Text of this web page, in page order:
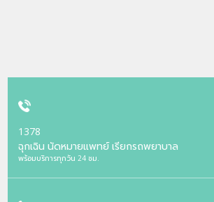
1378
ฉุกเฉิน นัดหมายแพทย์ เรียกรถพยาบาล
พร้อมบริการทุกวัน 24 ชม.